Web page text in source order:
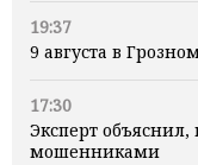
19:37
9 августа в
17:30
Эксперт
мошенниками